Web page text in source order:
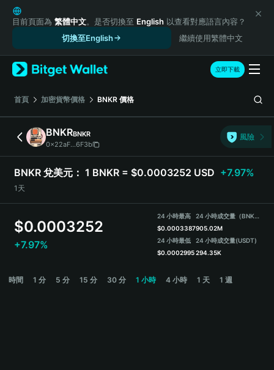
English
日本語
Русский
Español (Latinoamérica)
Türkçe
Italiano
Deutsch
简体中文
繁體中文
Português (Portugal)
Bahasa Indonesia
Español
目前頁面為 繁體中文。是否切換至 English 以查看對應語言內容？
切換至English
繼續使用繁體中文
立即下載
首頁 加密貨幣價格 BNKR 價格
BNKRBNKR
0x22aF...6F3b
風險
BNKR 兌美元： 1 BNKR = $0.0003252 USD +7.97%
1天
$0.0003252
+7.97%
24 小時最高
$0.0003387
24 小時最低
$0.0002995
24 小時成交量（BNKR）
905.02M
24 小時成交量(USDT)
294.35K
時間 1 分 5 分 15 分 30 分 1 小時 4 小時 1 天 1 週